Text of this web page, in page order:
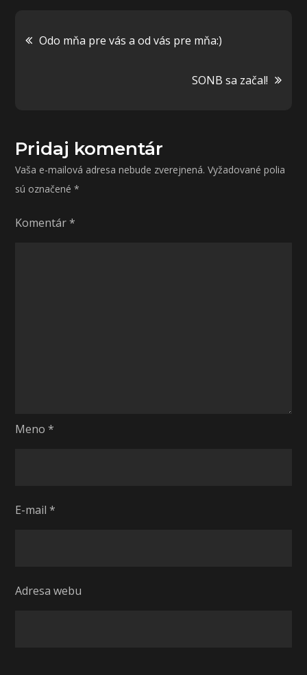
Navigácia
Odo mňa pre vás a od vás pre mňa:)
SONB sa začal!
Pridaj komentár
Vaša e-mailová adresa nebude zverejnená. Vyžadované polia
sú označené*
Komentár*
Meno*
E-mail*
Adresa webu